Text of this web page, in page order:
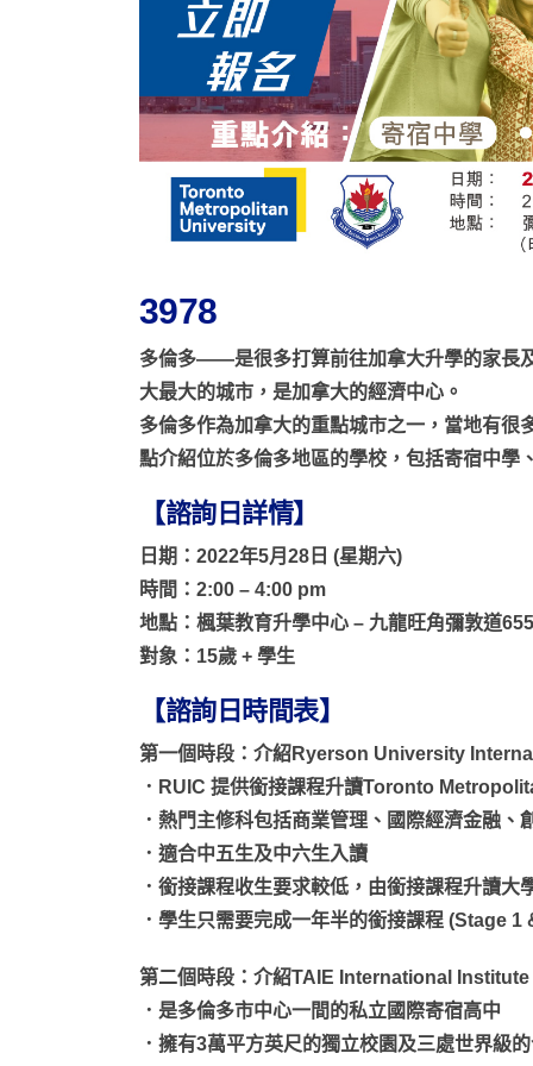
3978
多倫多——是很多打算前往加拿大升學的家長
大最大的城市，是加拿大的經濟中心。
多倫多作為加拿大的重點城市之一，當地有很
點介紹位於多倫多地區的學校，包括寄宿中學
【諮詢日詳情】
日期：2022年5月28日 (星期六)
時間：2:00 – 4:00 pm
地點：楓葉教育升學中心 – 九龍旺角彌敦道
對象：15歲 + 學生
【諮詢日時間表】
第一個時段：介紹Ryerson University
．RUIC 提供銜接課程升讀Toronto
．熱門主修科包括商業管理、國際經濟金融、
．適合中五生及中六生入讀
．銜接課程收生要求較低，由銜接課程升讀大
．學生只需要完成一年半的銜接課程 (Stage
第二個時段：介紹TAIE International Institute
．是多倫多市中心一間的私立國際寄宿高中
．擁有3萬平方英尺的獨立校園及三處世界級